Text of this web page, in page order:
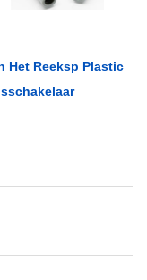
Het Reeksp Plastic